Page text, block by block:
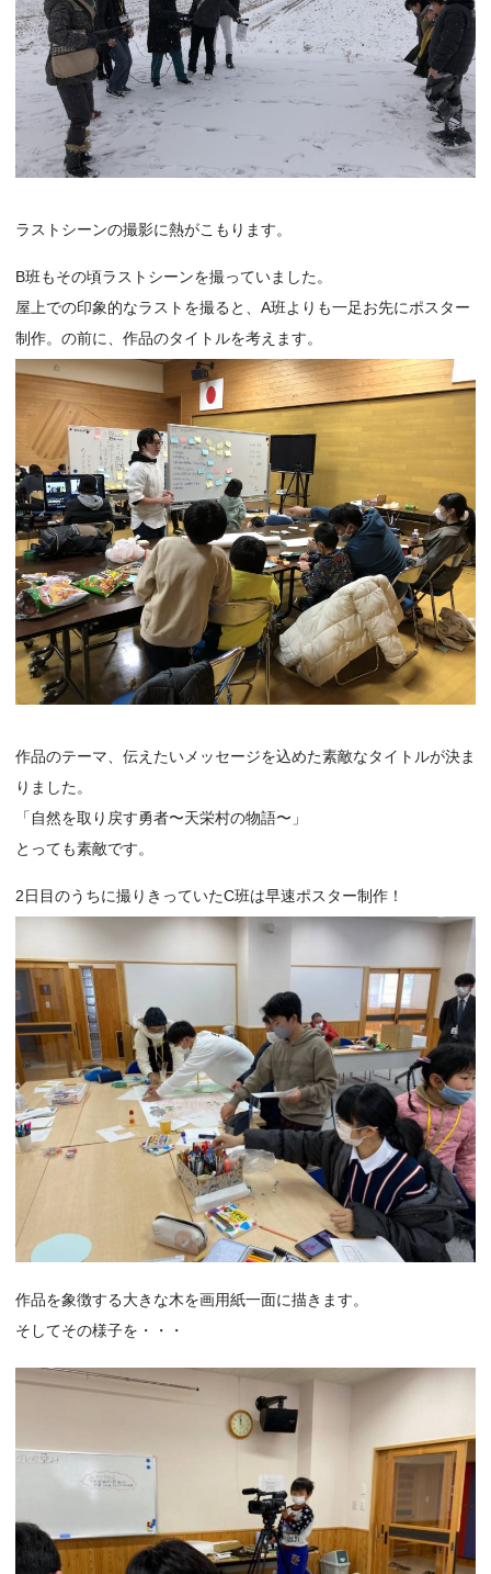
ラストシーンの撮影に熱がこもります。
B班もその頃ラストシーンを撮っていました。
屋上での印象的なラストを撮ると、A班よりも一足お先にポスター
制作。の前に、作品のタイトルを考えます。
作品のテーマ、伝えたいメッセージを込めた素敵なタイトルが決ま
りました。
「自然を取り戻す勇者〜天栄村の物語〜」
とっても素敵です。
2日目のうちに撮りきっていたC班は早速ポスター制作！
作品を象徴する大きな木を画用紙一面に描きます。
そしてその様子を・・・